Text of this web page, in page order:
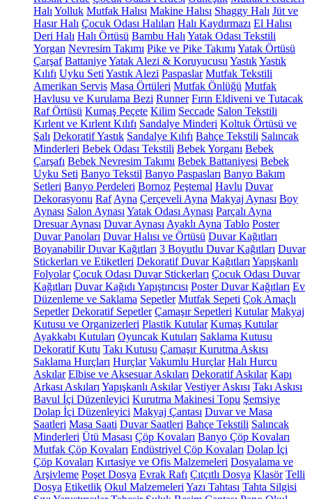
Halı Yolluk Mutfak Halısı Makine Halısı Shaggy Halı Jüt ve
Hasır Halı Çocuk Odası Halıları Halı Kaydırmazı El Halısı
Deri Halı Halı Örtüsü Bambu Halı Yatak Odası Tekstili
Yorgan Nevresim Takımı Pike ve Pike Takımı Yatak Örtüsü
Çarşaf BattaniyeYatak Alezi & Koruyucusu YastıkYastık
Kılıfı Uyku Seti Yastık Alezi Paspaslar Mutfak Tekstili
Amerikan Servis Masa Örtüleri Mutfak Önlüğü Mutfak
Havlusu ve Kurulama Bezi Runner Fırın Eldiveni ve Tutacak
Raf Örtüsü Kumaş Peçete Kilim Seccade Salon Tekstili
Kırlent ve Kırlent Kılıfı Sandalye Minderi Koltuk Örtüsü ve
Şalı Dekoratif Yastık Sandalye Kılıfı Bahçe Tekstili Salıncak
Minderleri Bebek Odası Tekstili Bebek Yorganı Bebek
Çarşafı Bebek Nevresim Takımı Bebek Battaniyesi Bebek
Uyku Seti Banyo Tekstil Banyo Paspasları Banyo Bakım
Setleri Banyo Perdeleri Bornoz Peştemal Havlu Duvar
Dekorasyonu Raf Ayna Çerçeveli Ayna Makyaj Aynası Boy
Aynası Salon Aynası Yatak Odası Aynası Parçalı Ayna
Dresuar Aynası Duvar Aynası Ayaklı Ayna Tablo Poster
Duvar Panoları Duvar Halısı ve Örtüsü Duvar Kağıtları
Boyanabilir Duvar Kağıtları 3 Boyutlu Duvar Kağıtları Duvar
Stickerları ve Etiketleri Dekoratif Duvar Kağıtları Yapışkanlı
Folyolar Çocuk Odası Duvar Stickerları Çocuk Odası Duvar
Kağıtları Duvar Kağıdı Yapıştırıcısı Poster Duvar Kağıtları Ev
Düzenleme ve Saklama Sepetler Mutfak Sepeti Çok Amaçlı
Sepetler Dekoratif Sepetler Çamaşır Sepetleri Kutular Makyaj
Kutusu ve Organizerleri Plastik Kutular Kumaş Kutular
Ayakkabı Kutuları Oyuncak Kutuları Saklama Kutusu
Dekoratif Kutu Takı Kutusu Çamaşır Kurutma Askısı
Saklama Hurçları Hurçlar Vakumlu Hurçlar Halı Hurcu
Askılar Elbise ve Aksesuar Askıları Dekoratif Askılar Kapı
Arkası Askıları Yapışkanlı Askılar Vestiyer Askısı Takı Askısı
Bavul İçi Düzenleyici Kurutma Makinesi Topu Şemsiye
Dolap İçi Düzenleyici Makyaj Çantası Duvar ve Masa
Saatleri Masa Saati Duvar Saatleri Bahçe Tekstili Salıncak
Minderleri Ütü Masası Çöp Kovaları Banyo Çöp Kovaları
Mutfak Çöp Kovaları Endüstriyel Çöp Kovaları Dolap İçi
Çöp Kovaları Kırtasiye ve Ofis Malzemeleri Dosyalama ve
Arşivleme Poşet Dosya Evrak Rafı Çıtçıtlı Dosya Klasör Telli
Dosya Etiketlik Okul Malzemeleri Yazı Tahtası Tahta Silgisi